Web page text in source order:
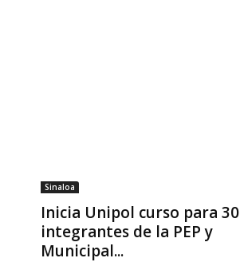
Sinaloa
Inicia Unipol curso para 30
integrantes de la PEP y
Municipal...